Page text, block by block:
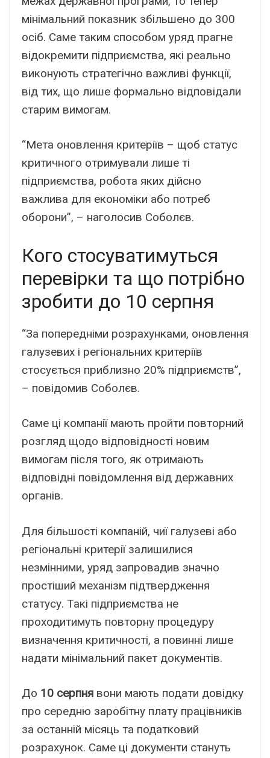
мінімальний показник збільшено до 300
осіб. Саме таким способом уряд прагне
відокремити підприємства, які реально
виконують стратегічно важливі функції,
від тих, що лише формально відповідали
старим вимогам.
“Мета оновлення критеріїв – щоб статус
критичного отримували лише ті
підприємства, робота яких дійсно
важлива для економіки або потреб
оборони”, – наголосив Соболєв.
Кого стосуватимуться
перевірки та що потрібно
зробити до 10 серпня
“За попередніми розрахунками, оновлення
галузевих і регіональних критеріїв
стосується приблизно 20% підприємств”,
– повідомив Соболєв.
Саме ці компанії мають пройти повторний
розгляд щодо відповідності новим
вимогам після того, як отримають
відповідні повідомлення від державних
органів.
Для більшості компаній, чиї галузеві або
регіональні критерії залишилися
незмінними, уряд запровадив значно
простіший механізм підтвердження
статусу. Такі підприємства не
проходитимуть повторну процедуру
визначення критичності, а повинні лише
надати мінімальний пакет документів.
До 10 серпня вони мають подати довідку
про середню заробітну плату працівників
за останній місяць та податковий
розрахунок. Саме ці документи стануть